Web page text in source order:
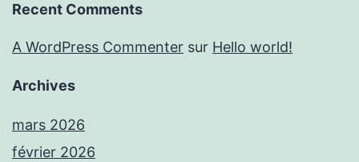
Recent Comments
A WordPress Commenter sur Hello world!
Archives
mars 2026
février 2026